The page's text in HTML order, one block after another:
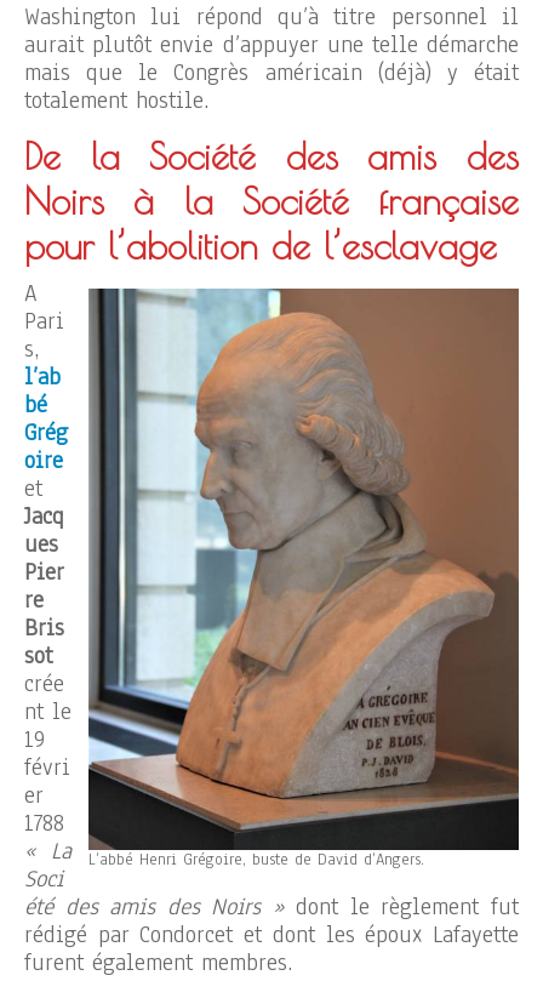
Washington lui répond qu’à titre personnel il
aurait plutôt envie d’appuyer une telle démarche
mais que le Congrès américain (déjà) y était
totalement hostile.
De la Société des amis des
Noirs à la Société française
pour l’abolition de l’esclavage
L’abbé Henri Grégoire, buste de David d’Angers.
A
Pari
s,
l’ab
bé
Grég
oire
et
Jacq
ues
Pier
re
Bris
sot
crée
nt le
19
févri
er
1788
« La
Soci
été des amis des Noirs »dont le règlement fut
rédigé par Condorcet et dont les époux Lafayette
furent également membres.